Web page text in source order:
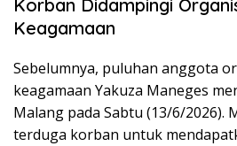
Korban Didampingi
Keagamaan
Sebelumnya, puluhan anggota
keagamaan Yakuza Maneges
Malang pada Sabtu (13/6/2026).
terduga korban untuk